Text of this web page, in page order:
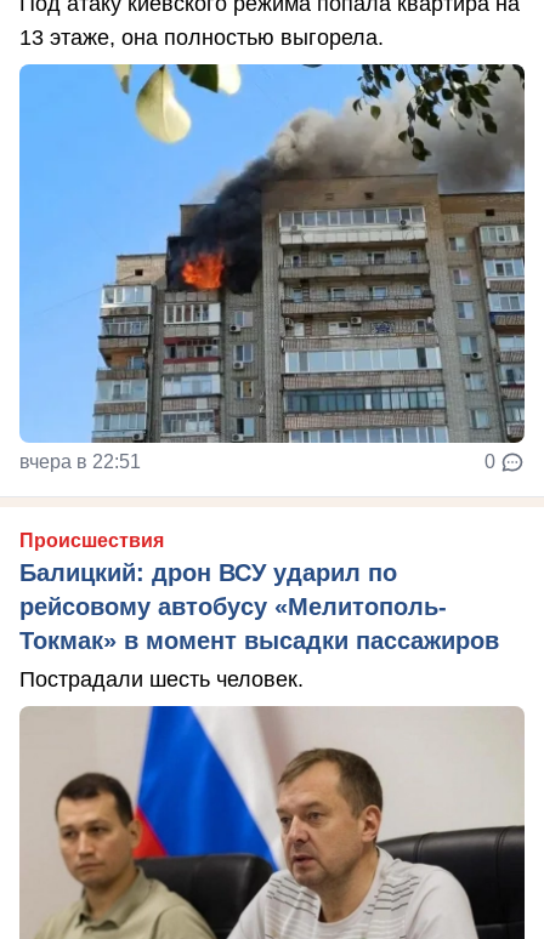
13 этаже, она полностью выгорела.
вчера в 22:51 0
Происшествия
Балицкий: дрон ВСУ ударил по
рейсовому автобусу «Мелитополь-
Токмак» в момент высадки пассажиров
Пострадали шесть человек.